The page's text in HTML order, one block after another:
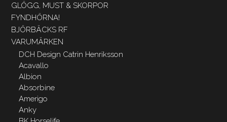
GLÖGG, MUST & SKORPOR
FYNDHÖRNA!
BJÖRBÄCKS RF
VARUMÄRKEN
DCH Design Catrin Henriksson
Acavallo
Albion
Absorbine
Amerigo
Anky